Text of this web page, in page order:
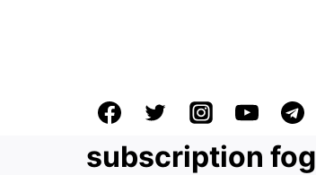
subscription fog